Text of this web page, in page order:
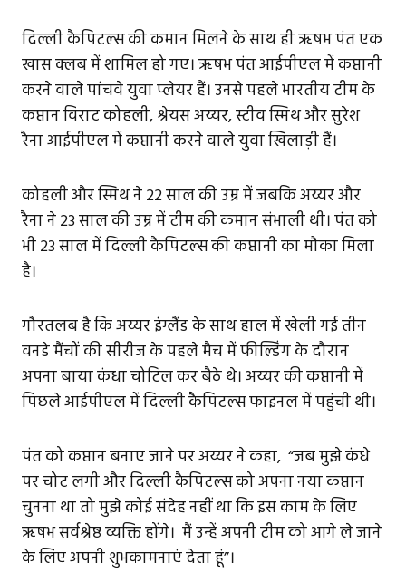
दिल्ली कैपिटल्स की कमान मिलने के साथ ही ऋषभ पंत एक
खास क्लब में शामिल हो गए। ऋषभ पंत आईपीएल में कप्तानी
करने वाले पांचवे युवा प्लेयर हैं। उनसे पहले भारतीय टीम के
कप्तान विराट कोहली, श्रेयस अय्यर, स्टीव स्मिथ और सुरेश
रैना आईपीएल में कप्तानी करने वाले युवा खिलाड़ी हैं।
कोहली और स्मिथ ने 22 साल की उम्र में जबकि अय्यर और
रैना ने 23 साल की उम्र में टीम की कमान संभाली थी। पंत को
भी 23 साल में दिल्ली कैपिटल्स की कप्तानी का मौका मिला
है।
गौरतलब है कि अय्यर इंग्लैंड के साथ हाल में खेली गई तीन
वनडे मैंचों की सीरीज के पहले मैच में फील्डिंग के दौरान
अपना बाया कंधा चोटिल कर बैठे थे। अय्यर की कप्तानी में
पिछले आईपीएल में दिल्ली कैपिटल्स फाइनल में पहुंची थी।
पंत को कप्तान बनाए जाने पर अय्यर ने कहा, “जब मुझे कंधे
पर चोट लगी और दिल्ली कैपिटल्स को अपना नया कप्तान
चुनना था तो मुझे कोई संदेह नहीं था कि इस काम के लिए
ऋषभ सर्वश्रेष्ठ व्यक्ति होंगे। मैं उन्हें अपनी टीम को आगे ले जाने
के लिए अपनी शुभकामनाएं देता हूं”।